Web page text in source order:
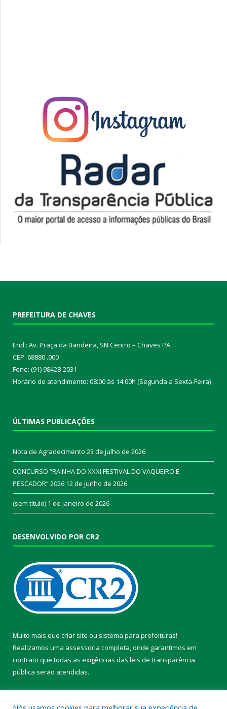
PREFEITURA DE CHAVES
End.: Av. Praça da Bandeira, SN Centro – Chaves PA
CEP: 68880 .000
Fone: (91) 98428-2031
Horário de atendimento: 08:00 às 14:00h (Segunda a Sexta-Feira)
ÚLTIMAS PUBLICAÇÕES
Nota de Agradecimento 23 de julho de 2026
CONCURSO “RAINHA DO XXXI FESTIVAL DO VAQUEIRO E
PESCADOR” 2026 12 de junho de 2026
(sem título) 1 de janeiro de 2026
DESENVOLVIDO POR CR2
Muito mais que criar site ou sistema para prefeituras!
Realizamos uma assessoria completa, onde garantimos em
contrato que todas as exigências das leis de transparência
pública serão atendidas.